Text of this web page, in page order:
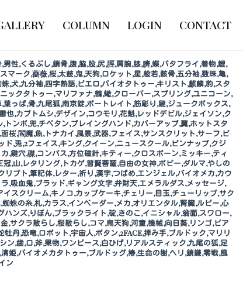
COLUMN LOGIN CONTACT
性,くるぶし,鎖骨,腹,脇,股,尻,脛,肩腕,膝,臍,蝶,バタフライ,着物,鯉,
マーク,薔薇,桜,太鼓,鬼,天狗,ロケット,星,般若,骸骨,五分袖,数珠,亀,
,犬,九分袖,四字熟語,ピエロ,バイオタトゥー,キリスト,麒麟,豹,スタ
ックタトゥー,マリファナ,鶴,蠍,クローバー,スプリング,ユニコーン,
っぱ,骨,九尾狐,南京錠,ポートレイト,筋彫り,鍵,ジュークボックス,
,カブトムシ,デザイン,コウモリ,花魁,レッドデビル,ジェイソン,ク
ンボ,兜,チベタン,プレイングハンド,カバーアップ,翼,ホットスタ
桜,閻魔,魚,トナカイ,風景,武器,フェイス,サンスクリット,サーフ,ピ
,兎,2フェイス,キング,クイーン,ニュースクール,ピンナップ,クジ
,鍵穴,磔,コンパス,方位磁針,キティー,クロスボーン,ミッキー,ティ
,山,レタリング,トカゲ,普賢菩薩,自由の女神,ポピー,ダルマ,やしの
プト,筆記体,レター,祈り,漢字,つばめ,エンジェル,バイオメカ,カウ
,吸血鬼,ブラッド,ギャング文字,弁財天,エメラルダス,メッセージ,
スクリーム,キノコ,カップケーキ,チェリー,目玉,チューリップ,サク
蛛の糸,札,カラス,インベーダー,メカ,オリエンタル,腎臓,ルビー,心
ンズ,りぼん,ブラックライト,碇,きのこ,イニシャル,翁面,スワロー,
,サクラ散らし,桜散らし,コマ,烏天狗,河童,機械,向日葵,リンゴ,ピア
丹,恐竜,ロボット,宇宙人,ボタン,2FACE,拝み手,ブルドック,マリリ
ン,歯,口,斧,果物,ワンピース,白ひげ,リアルスティック,九尾の狐,足
姫,バイオメカタトゥー,ブルドッグ,椿,生命の樹,ヘリ,鎖鎌,零戦,風
ン